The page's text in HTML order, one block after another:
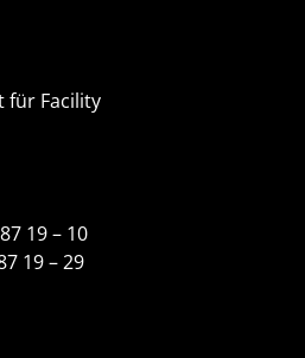
für Facility
19 – 10
19 – 29